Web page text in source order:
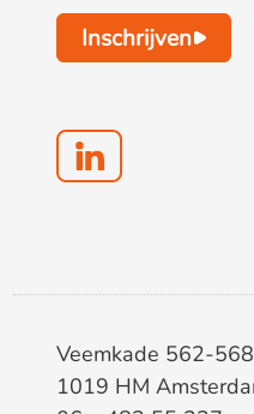
Inschrijven
Veemkade 562-568
1019 HM